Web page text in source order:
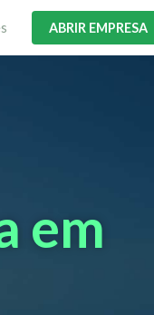
ABRIR EMPRESA
em